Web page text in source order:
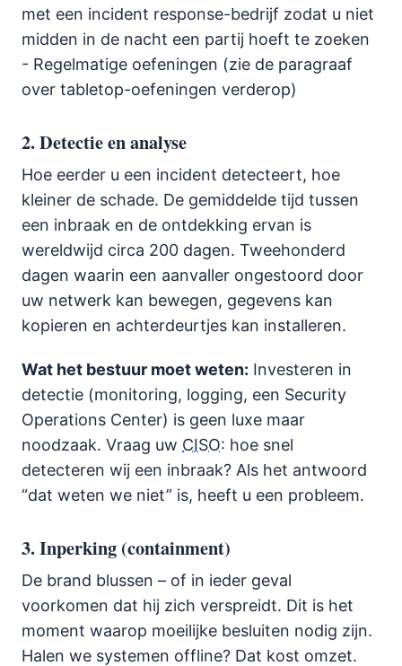
met een incident response-bedrijf zodat u niet
midden in de nacht een partij hoeft te zoeken
- Regelmatige oefeningen (zie de paragraaf
over tabletop-oefeningen verderop)
2. Detectie en analyse
Hoe eerder u een incident detecteert, hoe
kleiner de schade. De gemiddelde tijd tussen
een inbraak en de ontdekking ervan is
wereldwijd circa 200 dagen. Tweehonderd
dagen waarin een aanvaller ongestoord door
uw netwerk kan bewegen, gegevens kan
kopieren en achterdeurtjes kan installeren.
Wat het bestuur moet weten: Investeren in
detectie (monitoring, logging, een Security
Operations Center) is geen luxe maar
noodzaak. Vraag uw CISO: hoe snel
detecteren wij een inbraak? Als het antwoord
“dat weten we niet” is, heeft u een probleem.
3. Inperking (containment)
De brand blussen – of in ieder geval
voorkomen dat hij zich verspreidt. Dit is het
moment waarop moeilijke besluiten nodig zijn.
Halen we systemen offline? Dat kost omzet.